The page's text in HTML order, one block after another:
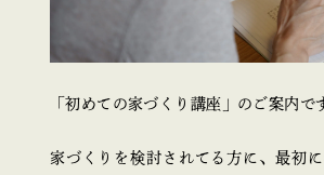
「初めての家づくり講座」のご案内で
家づくりを検討されてる方に、最初